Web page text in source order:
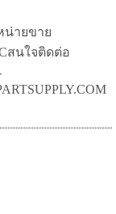
น่ายขาย
สนใจติดต่อ